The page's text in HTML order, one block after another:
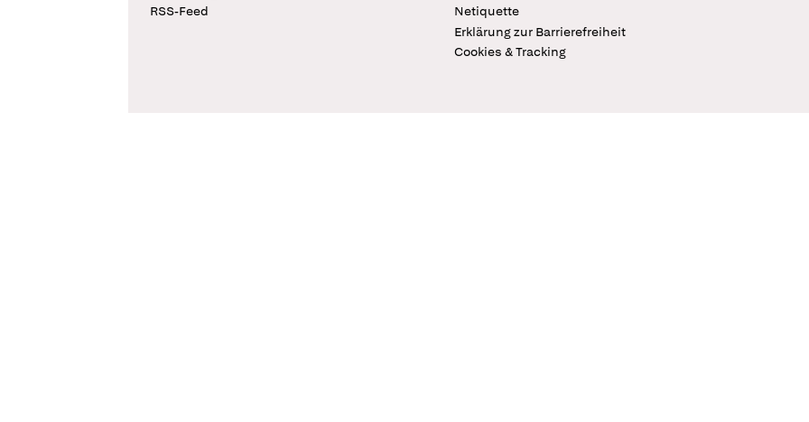
RSS-Feed
Netiquette
Erklärung zur Barrierefreiheit
Cookies & Tracking